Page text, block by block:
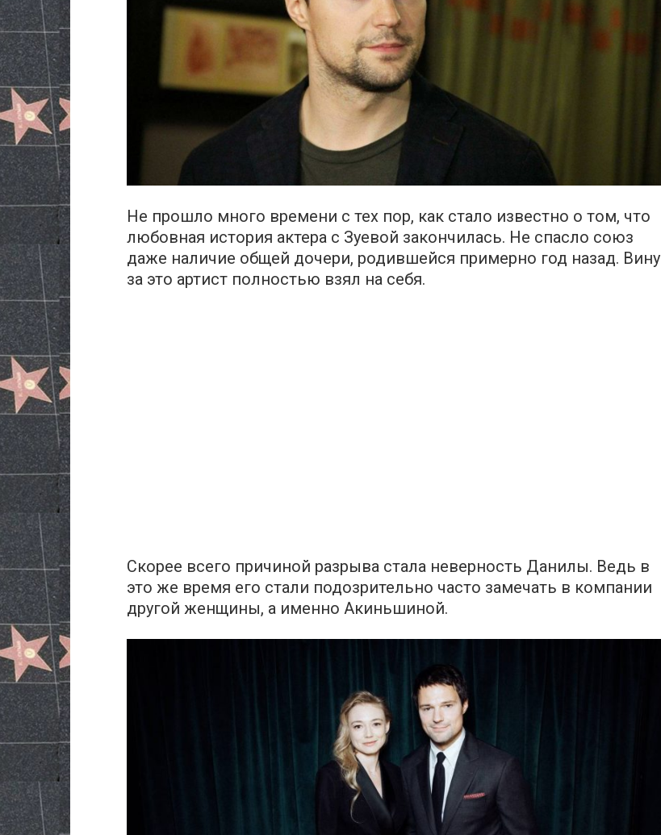
Не прошло много времени с тех пор, как стало известно о том, что
любовная история актера с Зуевой закончилась. Не спасло союз
даже наличие общей дочери, родившейся примерно год назад. Вину
за это артист полностью взял на себя.
Скорее всего причиной разрыва стала неверность Данилы. Ведь в
это же время его стали подозрительно часто замечать в компании
другой женщины, а именно Акиньшиной.